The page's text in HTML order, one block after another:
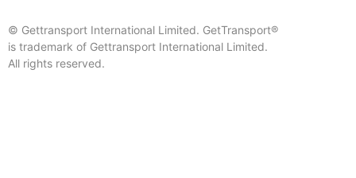
© Gettransport International Limited. GetTransport®
is trademark of Gettransport International Limited.
All rights reserved.